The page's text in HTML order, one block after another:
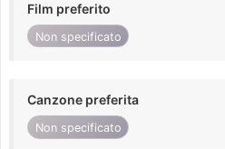
Film preferito
Non specificato
Canzone preferita
Non specificato